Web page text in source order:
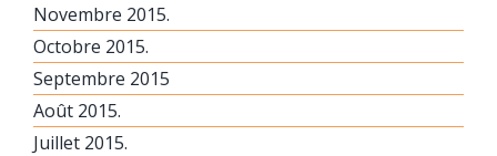
Novembre 2015.
Octobre 2015.
Septembre 2015
Août 2015.
Juillet 2015.